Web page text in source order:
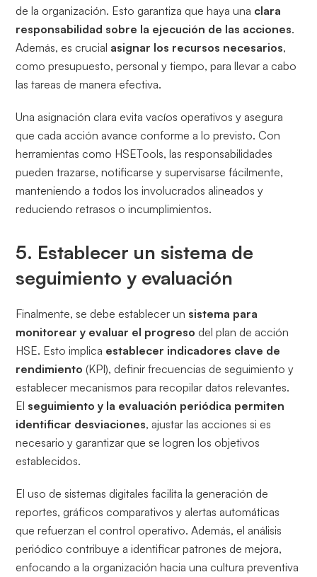
de la organización. Esto garantiza que haya una clara
responsabilidad sobre la ejecución de las acciones.
Además, es crucial asignar los recursos necesarios,
como presupuesto, personal y tiempo, para llevar a cabo
las tareas de manera efectiva.
Una asignación clara evita vacíos operativos y asegura
que cada acción avance conforme a lo previsto. Con
herramientas como HSETools, las responsabilidades
pueden trazarse, notificarse y supervisarse fácilmente,
manteniendo a todos los involucrados alineados y
reduciendo retrasos o incumplimientos.
5. Establecer un sistema de
seguimiento y evaluación
Finalmente, se debe establecer un sistema para
monitorear y evaluar el progreso del plan de acción
HSE. Esto implica establecer indicadores clave de
rendimiento (KPI), definir frecuencias de seguimiento y
establecer mecanismos para recopilar datos relevantes.
El seguimiento y la evaluación periódica permiten
identificar desviaciones, ajustar las acciones si es
necesario y garantizar que se logren los objetivos
establecidos.
El uso de sistemas digitales facilita la generación de
reportes, gráficos comparativos y alertas automáticas
que refuerzan el control operativo. Además, el análisis
periódico contribuye a identificar patrones de mejora,
enfocando a la organización hacia una cultura preventiva